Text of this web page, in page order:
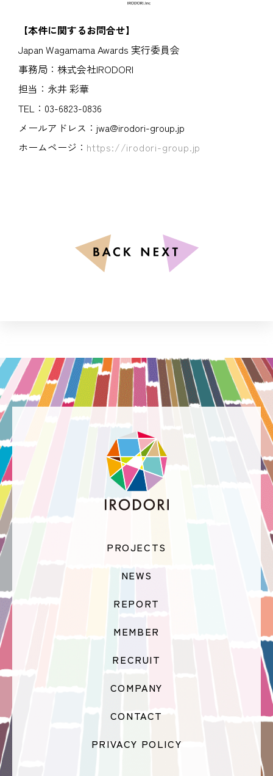
【本件に関するお問合せ】
Japan Wagamama Awards 実行委員会
事務局：株式会社IRODORI
担当：永井 彩華
TEL：03-6823-0836
メールアドレス：jwa@irodori-group.jp
ホームページ： https://irodori-group.jp
PROJECTS
NEWS
REPORT
MEMBER
RECRUIT
COMPANY
CONTACT
PRIVACY POLICY